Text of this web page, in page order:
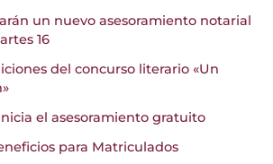
un nuevo asesoramiento notarial
16
del concurso literario «Un
el asesoramiento gratuito
para Matriculados